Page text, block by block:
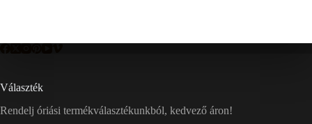
Választék
Rendelj óriási termékválasztékunkból, kedvező áron!